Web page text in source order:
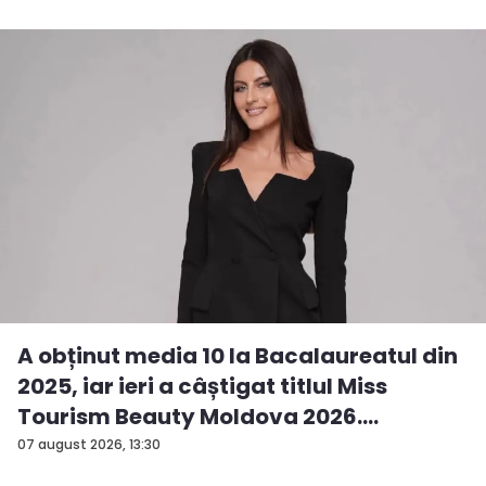
07 august 2026, 13:30
A obținut media 10 la Bacalaureatul din
2025, iar ieri a câștigat titlul Miss
Tourism Beauty Moldova 2026.
Andreea...